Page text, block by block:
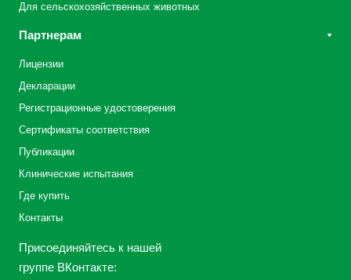
Для сельскохозяйственных животных
Партнерам
Лицензии
Декларации
Регистрационные удостоверения
Сертификаты соответствия
Публикации
Клинические испытания
Где купить
Контакты
Присоединяйтесь к нашей
группе ВКонтакте: